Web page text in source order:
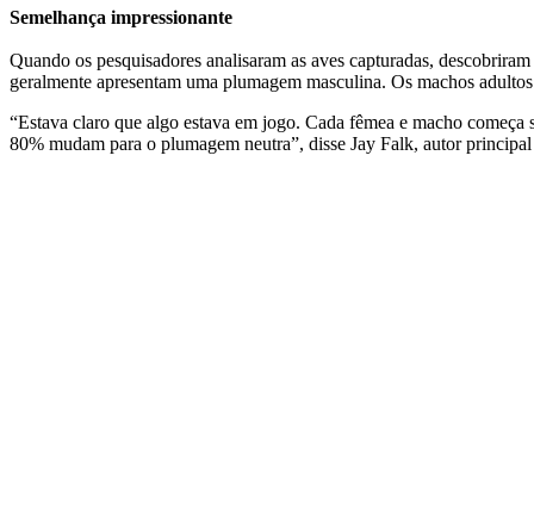
Semelhança impressionante
Quando os pesquisadores analisaram as aves capturadas,
geralmente apresentam uma plumagem masculina. Os machos
“Estava claro que algo estava em jogo. Cada fêmea e macho
80% mudam para o plumagem neutra”, disse Jay Falk, autor